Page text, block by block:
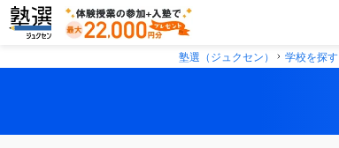
塾選（ジュクセン） 学校を探す